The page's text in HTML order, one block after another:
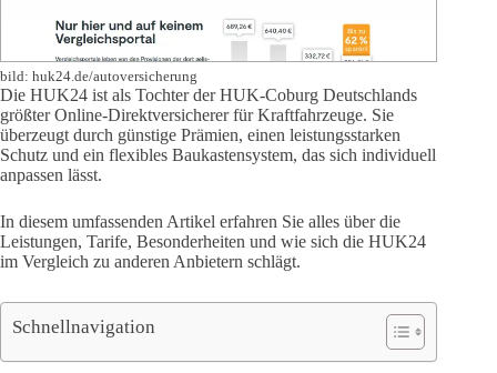
bild: huk24.de/autoversicherung
Die HUK24 ist als Tochter der HUK-Coburg Deutschlands
größter Online-Direktversicherer für Kraftfahrzeuge. Sie
überzeugt durch günstige Prämien, einen leistungsstarken
Schutz und ein flexibles Baukastensystem, das sich individuell
anpassen lässt.
In diesem umfassenden Artikel erfahren Sie alles über die
Leistungen, Tarife, Besonderheiten und wie sich die HUK24
im Vergleich zu anderen Anbietern schlägt.
Schnellnavigation